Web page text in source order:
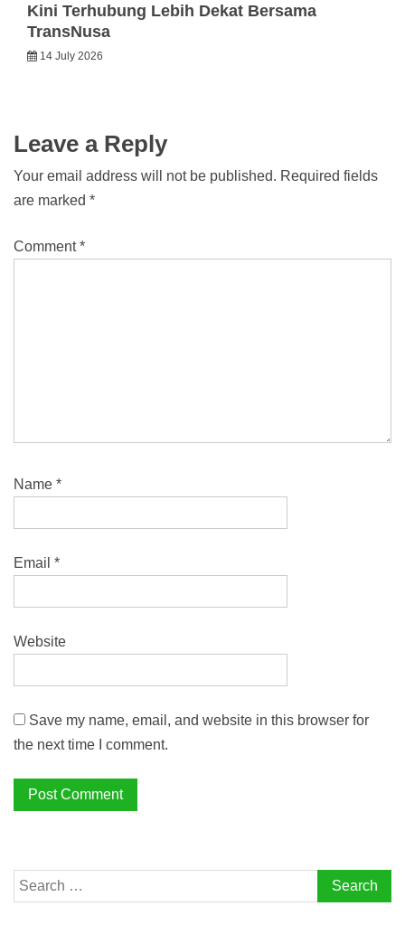
Kini Terhubung Lebih Dekat Bersama
TransNusa
14 July 2026
Leave a Reply
Your email address will not be published. Required fields
are marked *
Comment*
Name *
Email *
Website
Save my name, email, and website in this browser for
the next time I comment.
Search
for: